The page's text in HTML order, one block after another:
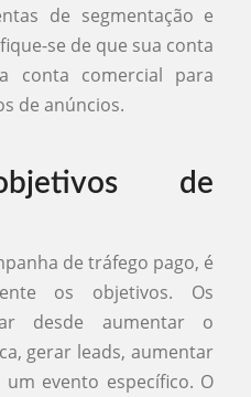
de segmentação e
se de que sua conta
conta comercial para
de anúncios.
de
de tráfego pago, é
os objetivos. Os
desde aumentar o
gerar leads, aumentar
evento específico. O